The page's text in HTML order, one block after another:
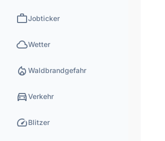
workJobticker
cloudWetter
local_fire_department Waldbrandgefahr
directions_carVerkehr
speedBlitzer